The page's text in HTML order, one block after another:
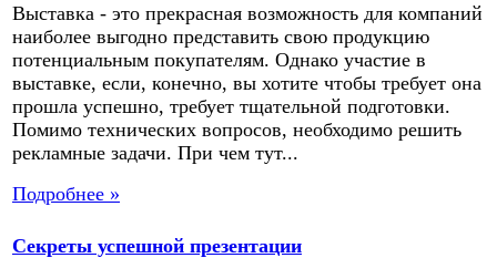
Выставка - это прекрасная возможность для компаний
наиболее выгодно представить свою продукцию
потенциальным покупателям. Однако участие в
выставке, если, конечно, вы хотите чтобы требует она
прошла успешно, требует тщательной подготовки.
Помимо технических вопросов, необходимо решить
рекламные задачи. При чем тут...
Подробнее »
Секреты успешной презентации